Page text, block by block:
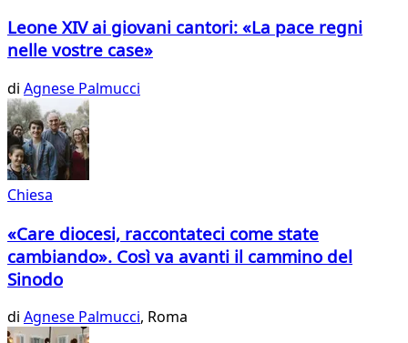
Leone XIV ai giovani cantori: «La pace regni
nelle vostre case»
di Agnese Palmucci
Chiesa
«Care diocesi, raccontateci come state
cambiando». Così va avanti il cammino del
Sinodo
di Agnese Palmucci, Roma